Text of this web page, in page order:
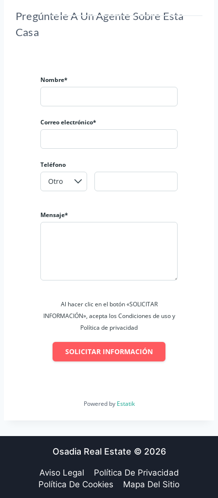
Pregúntele A Un Agente Sobre Esta
Casa
Nombre*
Correo electrónico*
Teléfono
Mensaje*
Al hacer clic en el botón «SOLICITAR
INFORMACIÓN», acepta los Condiciones de uso y
Política de privacidad
SOLICITAR INFORMACIÓN
Powered by Estatik
Osadia Real Estate © 2026
Aviso Legal
Política De Privacidad
Política De Cookies
Mapa Del Sitio